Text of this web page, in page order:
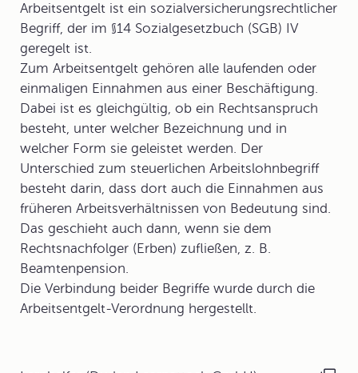
Arbeitsentgelt ist ein sozialversicherungsrechtlicher
Begriff, der im §14 Sozialgesetzbuch (SGB) IV
geregelt ist.
Zum Arbeitsentgelt gehören alle laufenden oder
einmaligen Einnahmen aus einer Beschäftigung.
Dabei ist es gleichgültig, ob ein Rechtsanspruch
besteht, unter welcher Bezeichnung und in
welcher Form sie geleistet werden. Der
Unterschied zum steuerlichen Arbeitslohnbegriff
besteht darin, dass dort auch die Einnahmen aus
früheren Arbeitsverhältnissen von Bedeutung sind.
Das geschieht auch dann, wenn sie dem
Rechtsnachfolger (Erben) zufließen, z. B.
Beamtenpension.
Die Verbindung beider Begriffe wurde durch die
Arbeitsentgelt-Verordnung hergestellt.